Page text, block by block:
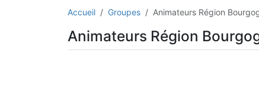
Accueil Groupes Animateurs Région
Animateurs Région